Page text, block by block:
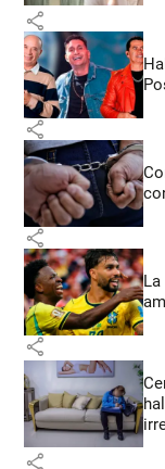
share
share
share
share
share